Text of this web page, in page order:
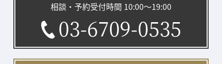
相談・予約受付時間 10:00〜19:00
03-6709-0535